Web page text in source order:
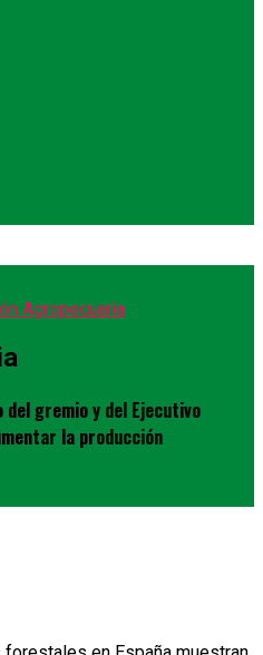
del gremio y del Ejecutivo
la producción